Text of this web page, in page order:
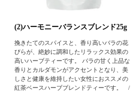
(2)ハーモニーバランスブレンド25g
挽きたてのスパイスと、香り高いバラの花
びらが、絶妙に調和したリラックス効果の
高いハーブティーです。 バラの甘く上品な
香りとカルダモンがアクセントとなり、美
しさと健康を維持したい女性におススメの
紅茶ベースハーブブレンドティーです。 /